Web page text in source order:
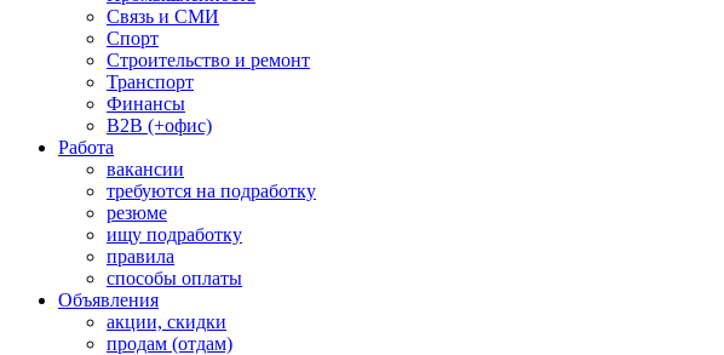
Связь и СМИ
Спорт
Строительство и ремонт
Транспорт
Финансы
B2B (+офис)
Работа
вакансии
требуются на подработку
резюме
ищу подработку
правила
способы оплаты
Объявления
акции, скидки
продам (отдам)